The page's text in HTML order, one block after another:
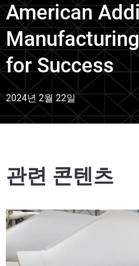
American
for Success
2024년 2월 22일
관련 콘텐츠